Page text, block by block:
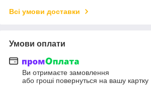
Всі умови доставки
Умови оплати
Ви отримаєте замовлення
або гроші повернуться на вашу картку